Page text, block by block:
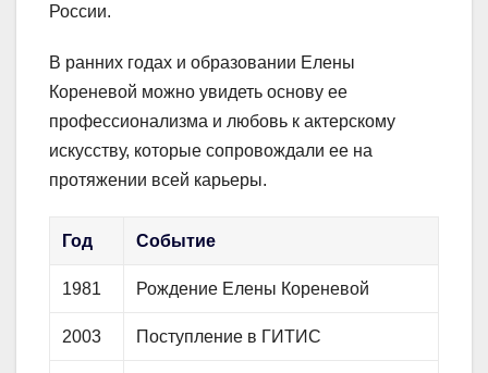
России.
В ранних годах и образовании Елены
Кореневой можно увидеть основу ее
профессионализма и любовь к актерскому
искусству, которые сопровождали ее на
протяжении всей карьеры.
Год Событие
1981 Рождение Елены Кореневой
2003 Поступление в ГИТИС